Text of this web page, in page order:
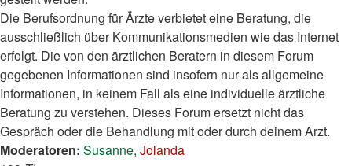
Die Berufsordnung für Ärzte verbietet eine Beratung, die
ausschließlich über Kommunikationsmedien wie das Internet
erfolgt. Die von den ärztlichen Beratern in diesem Forum
gegebenen Informationen sind insofern nur als allgemeine
Informationen, in keinem Fall als eine individuelle ärztliche
Beratung zu verstehen. Dieses Forum ersetzt nicht das
Gespräch oder die Behandlung mit oder durch deinem Arzt.
Moderatoren: Susanne, Jolanda